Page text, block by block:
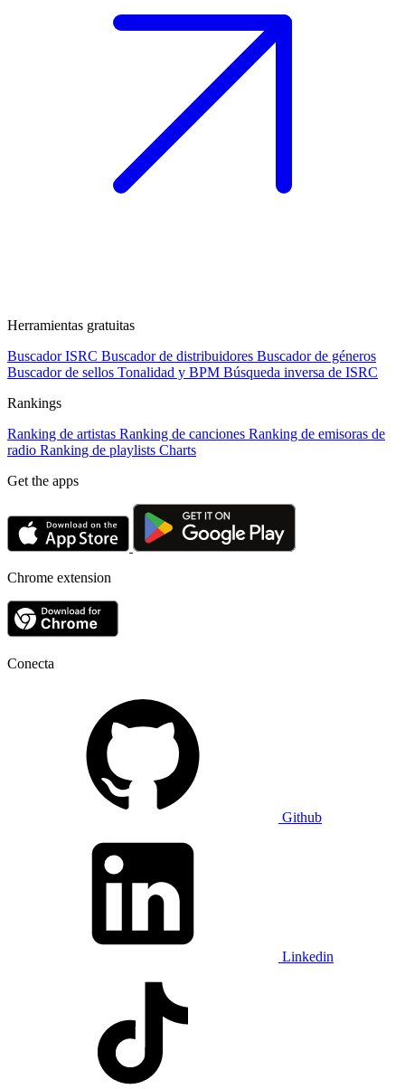
Herramientas gratuitas
Buscador ISRC Buscador de distribuidores Buscador de géneros
Buscador de sellos Tonalidad y BPM Búsqueda inversa de ISRC
Rankings
Ranking de artistas Ranking de canciones Ranking de emisoras de
radio Ranking de playlists Charts
Get the apps
Chrome extension
Conecta
Github
Linkedin